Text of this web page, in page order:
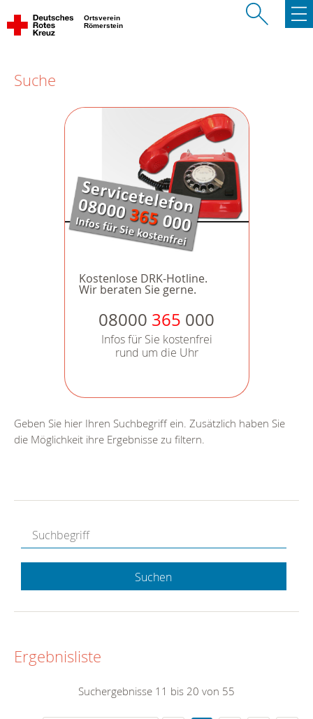
Ortsverein
Römerstein
Suche
Kostenlose DRK-Hotline.
Wir beraten Sie gerne.
08000 365 000
Infos für Sie kostenfrei
rund um die Uhr
Geben Sie hier Ihren Suchbegriff ein. Zusätzlich haben Sie
die Möglichkeit ihre Ergebnisse zu filtern.
Suchen
Ergebnisliste
Suchergebnisse 11 bis 20 von 55